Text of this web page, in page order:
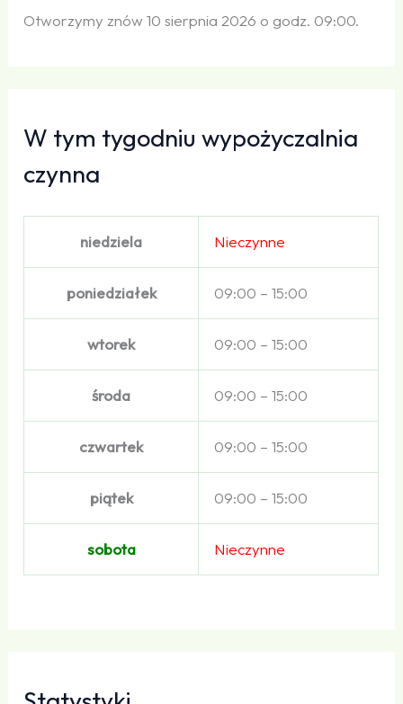
Otworzymy znów 10 sierpnia 2026 o godz. 09:00.
W tym tygodniu wypożyczalnia
czynna
niedziela Nieczynne
poniedziałek 09:00 – 15:00
wtorek 09:00 – 15:00
środa 09:00 – 15:00
czwartek 09:00 – 15:00
piątek 09:00 – 15:00
sobota Nieczynne